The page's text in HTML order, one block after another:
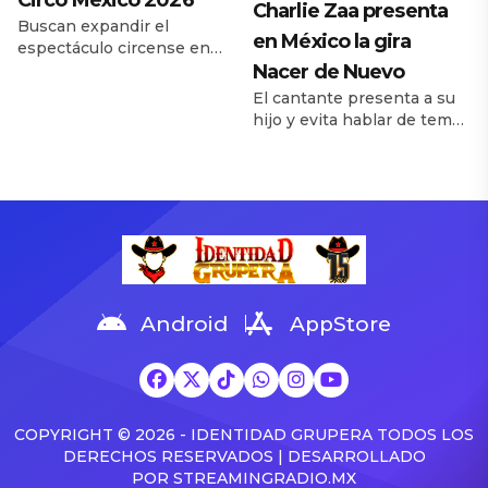
Buscan expandir el
espectáculo circense en
realizada en Tlalnepantla,
organizadores y artistas
dieron a conocer un
programa que reunirá 24
actos y más de 60 artistas
provenientes […]
Charlie Zaa presenta
en México la gira
Nacer de Nuevo
El cantante presenta a su
hijo y evita hablar de temas
espectáculo que fusiona la
música romántica con un
iniciará en México. En el
encuentro con medios, el
intérprete respondió a los
[…]
Android AppStore
COPYRIGHT © 2026 - IDENTIDAD GRUPERA TODOS LOS
DERECHOS RESERVADOS | DESARROLLADO
POR STREAMINGRADIO.MX